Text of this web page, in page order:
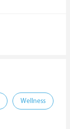
Wellness